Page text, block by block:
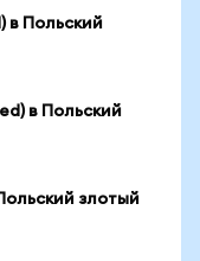
в Польский
в Польский
злотый